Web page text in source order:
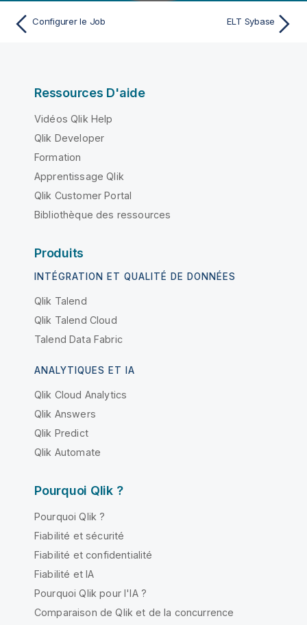
Configurer le Job ELT Sybase
Ressources D'aide
Vidéos Qlik Help
Qlik Developer
Formation
Apprentissage Qlik
Qlik Customer Portal
Bibliothèque des ressources
Produits
INTÉGRATION ET QUALITÉ DE DONNÉES
Qlik Talend
Qlik Talend Cloud
Talend Data Fabric
ANALYTIQUES ET IA
Qlik Cloud Analytics
Qlik Answers
Qlik Predict
Qlik Automate
Pourquoi Qlik ?
Pourquoi Qlik ?
Fiabilité et sécurité
Fiabilité et confidentialité
Fiabilité et IA
Pourquoi Qlik pour l'IA ?
Comparaison de Qlik et de la concurrence